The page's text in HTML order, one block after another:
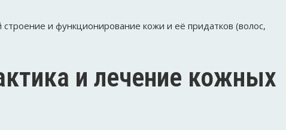
и функционирование кожи и её придатков (волос,
и лечение кожных